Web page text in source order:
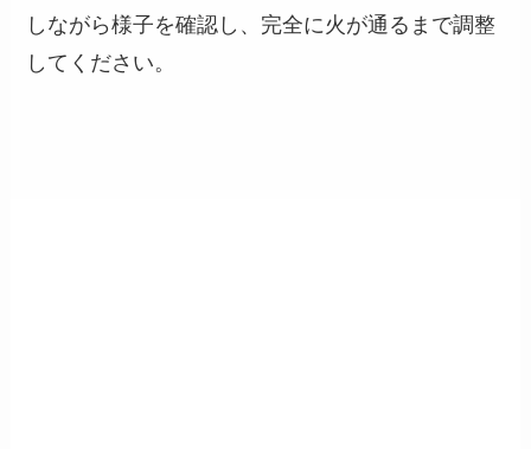
しながら様子を確認し、完全に火が通るまで調整
してください。